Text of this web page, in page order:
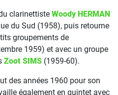
clarinettiste Woody HERMAN
du Sud (1958), puis retourne
groupements de
1959) et avec un groupe
Zoot SIMS (1959-60).
des années 1960 pour son
également en quintet avec